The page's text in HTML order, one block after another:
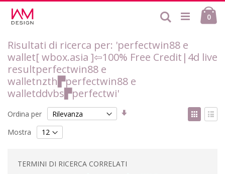
contenuto
0
Cerca
Risultati di ricerca per: 'perfectwin88 e
wallet[ wbox.asia ]⇦100% Free Credit|4d live
resultperfectwin88 e
walletnzth▛perfectwin88 e
walletddvbs▛perfectwi'
Ordina per
Imposta
come
Mostra
TERMINI DI RICERCA CORRELATI